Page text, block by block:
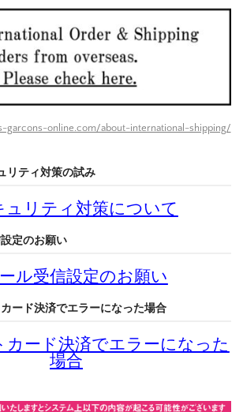
online.com/about-international-shipping/
リティ対策の試み
ュリティ対策について
定のお願い
ル受信設定のお願い
カード決済でエラーになった場合
カード決済でエラーになった
場合